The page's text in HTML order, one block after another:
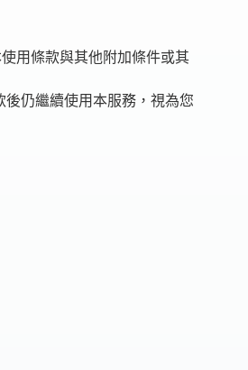
用條款與其他附加條件或其
仍繼續使用本服務，視為您